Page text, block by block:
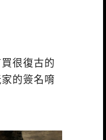
很復古的
的簽名唷